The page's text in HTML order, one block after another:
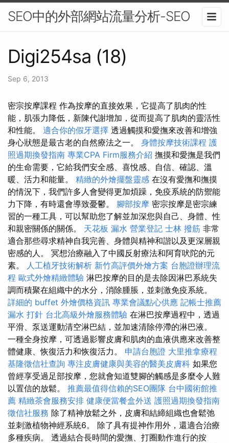
SEO中的外部網站流量分析-SEO
Digi254sa (18)
Sep 6, 2013
密宗按摩課程 作為按摩的直接效果，它提高了肌肉的性
能，肌張力降低，新陳代謝增加，從而提高了肌肉的靈活性
和性能。 適合你的假牙選擇 透過觸摸和愛撫來改善和增強
身心狀態是最古老的自然療法之一。 身體按摩技術課程 護
照過期換發指南 專業CPA Firm服務介紹 撫摸和愛撫是我們
的生命需要，它給我們安全感、喜悅感、自信、確認、溫
暖、活力和能量。 精緻的外燴擺盤靈感 在沒有愛撫和撫摸
的情況下，我們許多人會變得更加煩躁，免疫系統的防禦能
力下降，有時還會導致憂鬱。 腳部按摩 密宗按摩是密宗練
習的一種工具，可以幫助您了解並加深您與自己、身體、性
和親密關係的關係。 天花板 漏水 營業登記 士林 撥筋 非常
適合那些尋求精神自我完善、身體與精神和諧以及更深層親
密感的人。 冥想治療融入了中國反射療法和阿育吠陀的元
素。
人工植牙技術解析 新竹高評價外燴方案 台胞證辦理流
程 歐式外燴精緻體驗 淋巴按摩的目的是去除因淋巴系統失
調而積聚在組織中的水分，消除腫脹，並刺激免疫系統。
詳細的 buffet 外燴價格資訊 專業會議點心供應 記帳士推薦
漏水 打針 台北高級外燴服務體驗 在淋巴按摩過程中，透過
平滑、泵送運動清空淋巴結，並加速清除停滯的淋巴液。
一種全身按摩，可透過影響皮膚和肌肉的血液供應來改善整
體健康、恢復活力和恢復活力。 申請台胞證 大里推拿療程
基隆徵信社查詢 專注皮膚健康與美容的醫美皮膚科 如果您
曾經享受過足部按摩，您就會知道雙腳的觸感是多麼令人難
以置信的放鬆。 推薦最值得信賴的SEO團隊 台中國術館推
薦 精緻茶會服務安排 健康便當餐盒外送 護照過期換發指南
徵信社服務 除了精神放鬆之外，皮膚和結締組織也會鬆弛
並刺激植物神經系統6。 除了具有提神作用外，還適合治療
多種疾病。 透過結合長時間的愛撫、打圈動作進行的按